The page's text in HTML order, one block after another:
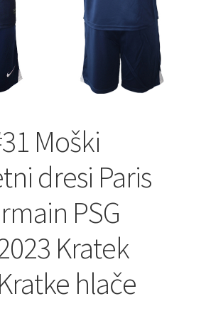
Moški
dresi Paris
PSG
Kratek
hlače